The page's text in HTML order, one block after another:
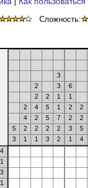
Сложность:
3
2
3 6
2
2 1 1
2
4 5 1 2 2
4
2 5 7 2 2
5
2 2 2 2 3 5
3
1 1 3 2 1 4
4
1
3
1